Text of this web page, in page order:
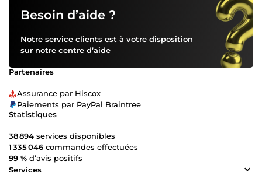
Besoin d’aide ?
Notre service clients est à votre disposition
sur notre centre d’aide
Partenaires
Assurance par Hiscox
Paiements par PayPal Braintree
Statistiques
38 894 services disponibles
1 335 046 commandes effectuées
99 % d’avis positifs
Services